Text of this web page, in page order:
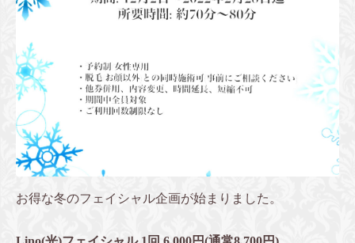
お得な冬のフェイシャル企画が始まりました。